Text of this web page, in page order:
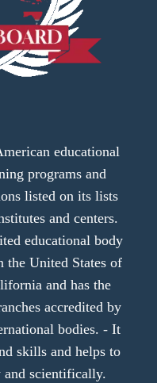
educational
programs and
listed on its lists
and centers.
educational body
the United States of
and has the
accredited by
bodies. - It
skills and helps to
scientifically.